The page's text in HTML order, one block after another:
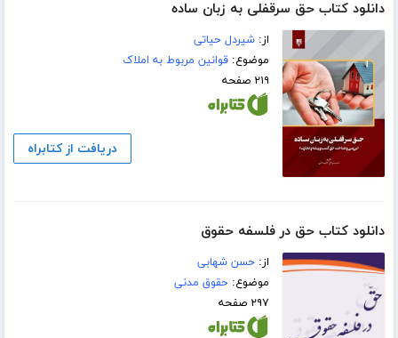
دانلود کتاب حق سرقفلی به زبان ساده
از:شیردل حیاتی
موضوع:قوانین مربوط به املاک
۲۱۹ صفحه
دریافت از کتابراه
دانلود کتاب حق در فلسفه حقوق
از:حسن شهابی
موضوع:حقوق مدنی
۲۹۷ صفحه